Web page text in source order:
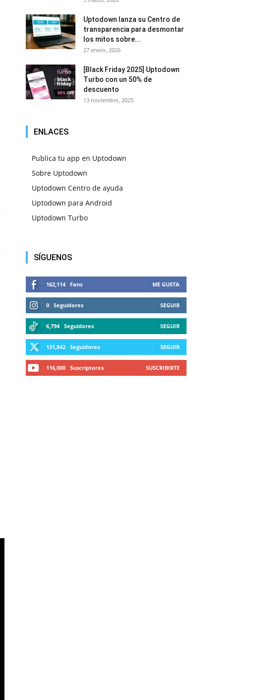
Uptodown lanza su Centro de
transparencia para desmontar
los mitos sobre...
27 enero, 2026
[Black Friday 2025] Uptodown
Turbo con un 50% de
descuento
13 noviembre, 2025
ENLACES
Publica tu app en Uptodown
Sobre Uptodown
Uptodown Centro de ayuda
Uptodown para Android
Uptodown Turbo
SÍGUENOS
162,114 Fans ME GUSTA
0 Seguidores SEGUIR
6,794 Seguidores SEGUIR
131,842 Seguidores SEGUIR
116,000 Suscriptores SUSCRIBIRTE